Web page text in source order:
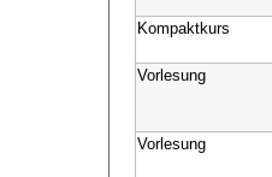
Kompaktkurs
Vorlesung
Vorlesung